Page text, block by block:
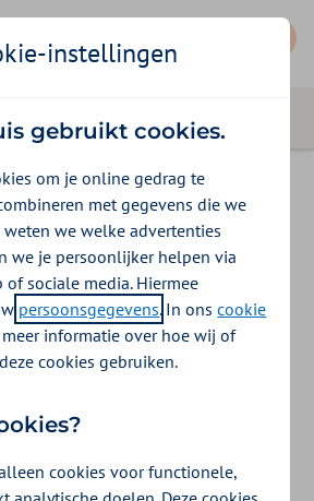
2026
laten behandelen? Bij Gemeente
een vergoeding. Een spatader is
goed te zien is op de huid. Een
instellingen
gebruikt cookies.
om je online gedrag te
met gegevens die we
weten we welke advertenties
we je persoonlijker helpen via
of sociale media. Hiermee
persoonsgegevens. In onscookie
informatie over hoe wij of
deze cookies gebruiken.
cookies voor functionele,